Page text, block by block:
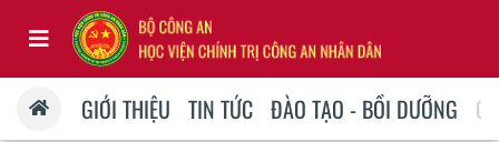
GIỚI THIỆU TIN TỨC ĐÀO TẠO - BỒI DƯỠNG